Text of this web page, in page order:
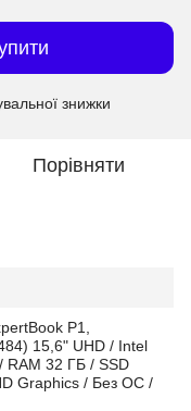
знижки
Порівняти
P1,
15,6" UHD / Intel
RAM 32 ГБ / SSD
Graphics / Без ОС /